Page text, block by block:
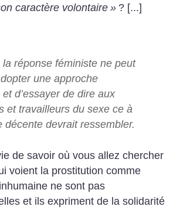
caractère volontaire » ? [...]
la réponse féministe ne peut
une approche
d’essayer de dire aux
et travailleurs du sexe ce à
décente devrait ressembler.
de savoir où vous allez chercher
voient la prostitution comme
ne sont pas
et ils expriment de la solidarité